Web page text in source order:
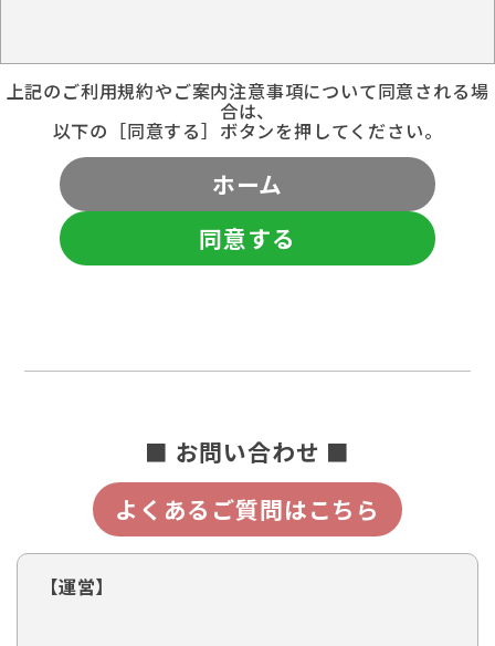
上記のご利用規約やご案内注意事項について同意される場
合は、
以下の［同意する］ボタンを押してください。
ホーム
同意する
■ お問い合わせ ■
よくあるご質問はこちら
【運営】